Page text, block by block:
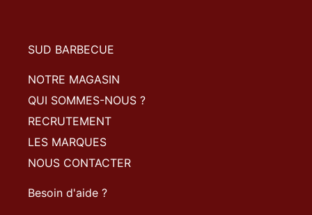
SUD BARBECUE
NOTRE MAGASIN
QUI SOMMES-NOUS ?
RECRUTEMENT
LES MARQUES
NOUS CONTACTER
Besoin d'aide ?